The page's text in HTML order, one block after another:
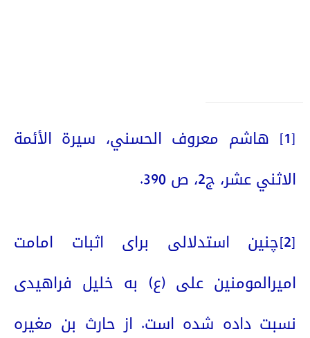
[1] هاشم معروف الحسني، سيرة الأئمة
الاثني عشر، ج2 ، ص 390 .
[2] چنین استدلالی برای اثبات امامت
امیرالمومنین علی (ع) به خلیل فراهیدی
نسبت داده شده است. از حارث بن مغیره